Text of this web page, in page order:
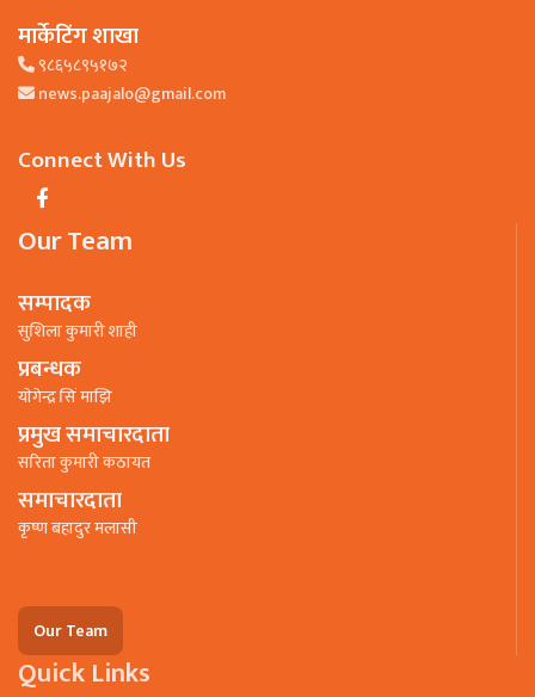
मार्केटिंग शाखा
९८६५८९५१७२
news.paajalo@gmail.com
Connect With Us
Our Team
सम्पादक
सुशिला कुमारी शाही
प्रबन्धक
याेगेन्द्र सिं माझि
प्रमुख समाचारदाता
सरिता कुमारी कठायत
समाचारदाता
कृष्ण बहादुर मलासी
Our Team
Quick Links